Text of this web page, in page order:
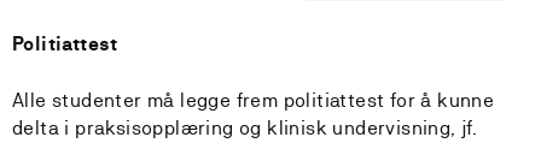
Politiattest
Alle studenter må legge frem politiattest for å kunne
delta i praksisopplæring og klinisk undervisning, jf.